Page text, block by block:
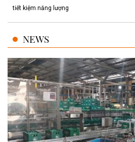
tiết kiệm năng lượng
NEWS